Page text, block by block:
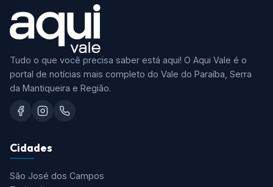
Tudo o que você precisa saber está aqui! O Aqui Vale é o
portal de notícias mais completo do Vale do Paraíba, Serra
da Mantiqueira e Região.
Cidades
São José dos Campos